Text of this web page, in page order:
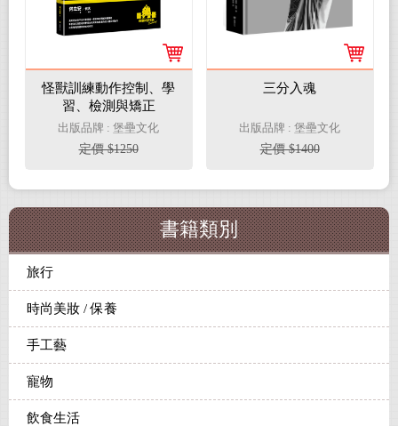
怪獸訓練動作控制、學
習、檢測與矯正
出版品牌 : 堡壘文化
定價 $1250
三分入魂
出版品牌 : 堡壘文化
定價 $1400
書籍類別
旅行
時尚美妝 / 保養
手工藝
寵物
飲食生活